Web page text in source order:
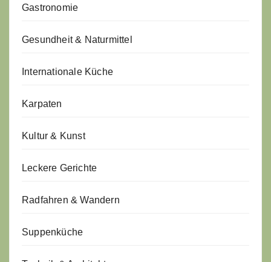
Gastronomie
Gesundheit & Naturmittel
Internationale Küche
Karpaten
Kultur & Kunst
Leckere Gerichte
Radfahren & Wandern
Suppenküche